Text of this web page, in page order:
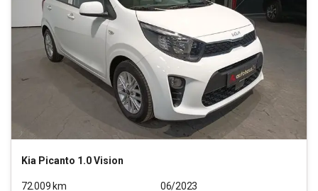
Kia Picanto 1.0 Vision
72.009 km
06/2023